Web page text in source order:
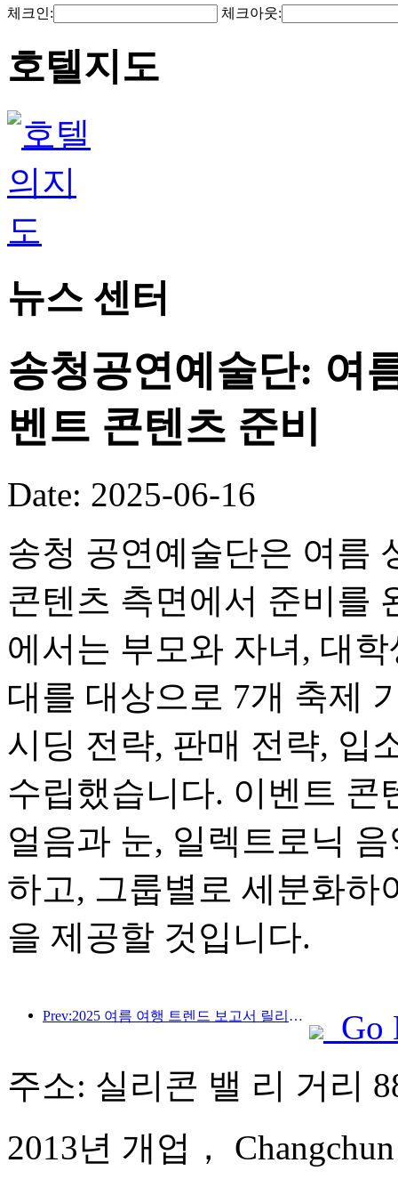
체크인: 체크아웃:
호텔지도
뉴스 센터
송청공연예술단: 여
벤트 콘텐츠 준비
Date: 2025-06-16
송청 공연예술단은 여름
콘텐츠 측면에서 준비를
에서는 부모와 자녀, 대
대를 대상으로 7개 축제
시딩 전략, 판매 전략, 입
수립했습니다. 이벤트 콘
얼음과 눈, 일렉트로닉
하고, 그룹별로 세분화하
을 제공할 것입니다.
Prev:2025 여름 여행 트렌드 보고서 릴리스 : 부모-자식 고객 기반은 60% 이상을 차지합니다.
Go
주소: 실리콘 밸 리 거리
2013년 개업，